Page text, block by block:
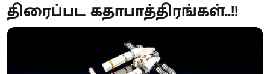
திரைப்பட கதாபாத்திரங்கள்..!!